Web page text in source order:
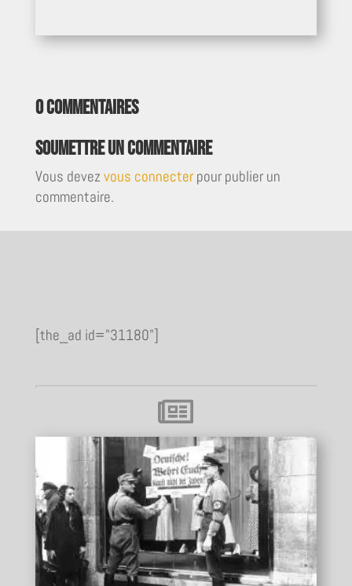
0 commentaires
Soumettre un commentaire
Vous devez vous connecterpour publier un
commentaire.
[the_ad id="31180"]
